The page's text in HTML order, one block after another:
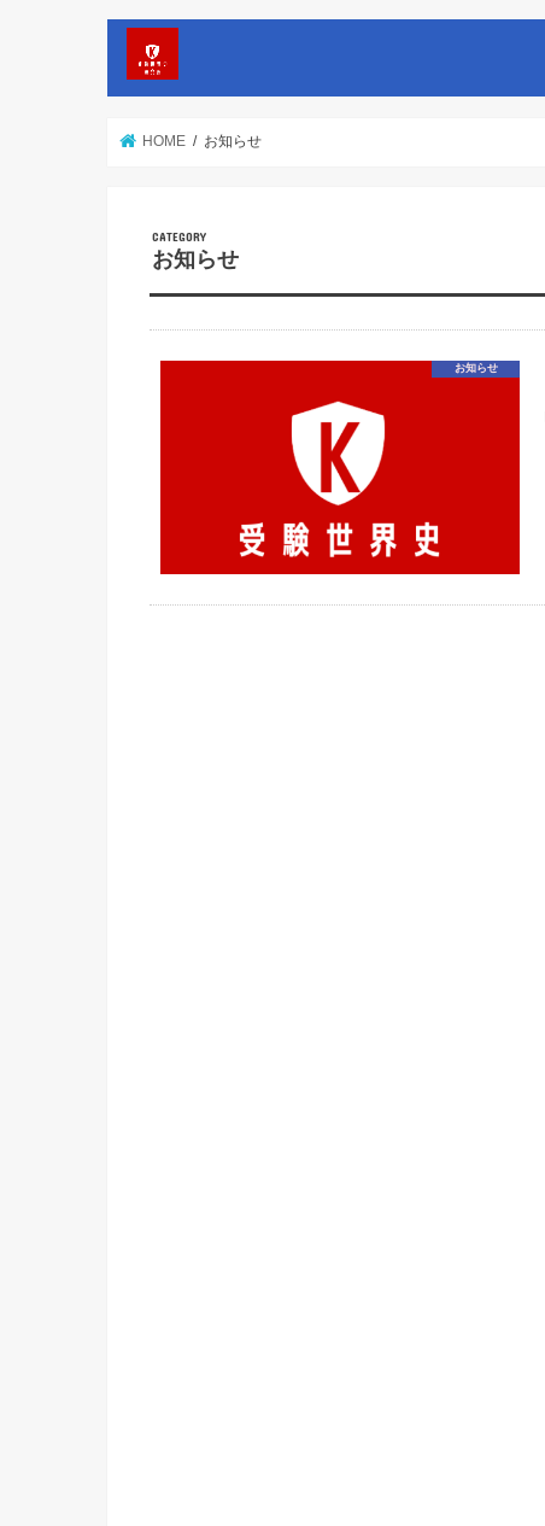
HOME お知らせ
お知らせ
お知らせ